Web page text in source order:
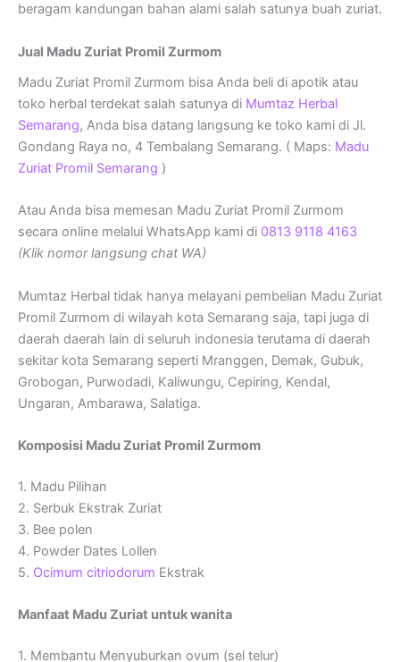
beragam kandungan bahan alami salah satunya buah zuriat.
Jual Madu Zuriat Promil Zurmom
Madu Zuriat Promil Zurmom bisa Anda beli di apotik atau
toko herbal terdekat salah satunya di Mumtaz Herbal
Semarang, Anda bisa datang langsung ke toko kami di Jl.
Gondang Raya no, 4 Tembalang Semarang. ( Maps: Madu
Zuriat Promil Semarang )
Atau Anda bisa memesan Madu Zuriat Promil Zurmom
secara online melalui WhatsApp kami di 0813 9118 4163
(Klik nomor langsung chat WA)
Mumtaz Herbal tidak hanya melayani pembelian Madu Zuriat
Promil Zurmom di wilayah kota Semarang saja, tapi juga di
daerah daerah lain di seluruh indonesia terutama di daerah
sekitar kota Semarang seperti Mranggen, Demak, Gubuk,
Grobogan, Purwodadi, Kaliwungu, Cepiring, Kendal,
Ungaran, Ambarawa, Salatiga.
Komposisi Madu Zuriat Promil Zurmom
1. Madu Pilihan
2. Serbuk Ekstrak Zuriat
3. Bee polen
4. Powder Dates Lollen
5. Ocimum citriodorum Ekstrak
Manfaat Madu Zuriat untuk wanita
1. Membantu Menyuburkan ovum (sel telur)